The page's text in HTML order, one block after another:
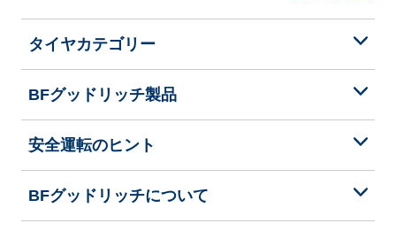
タイヤカテゴリー
BFグッドリッチ製品
安全運転のヒント
BFグッドリッチについて